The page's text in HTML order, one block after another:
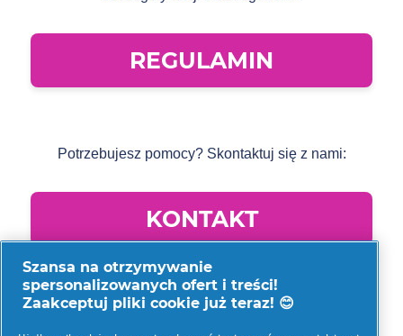
REGULAMIN
Potrzebujesz pomocy? Skontaktuj się z nami:
KONTAKT
Szansa na otrzymywanie
spersonalizowanych ofert i treści!
Zaakceptuj pliki cookie już teraz! 😊